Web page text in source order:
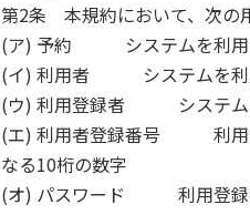
第2条 本規約において、次の
(ア) 予約 システムを利用し
(イ) 利用者 システムを利用
(ウ) 利用登録者 システムに
(エ) 利用者登録番号 利用登
なる10桁の数字
(オ) パスワード 利用登録者